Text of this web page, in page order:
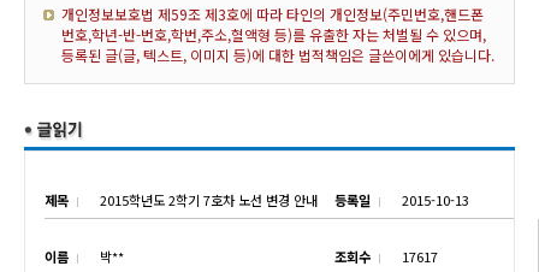
개인정보보호법 제59조 제3호에 따라 타인의 개인정보(주민번호,핸드폰
번호,학년-반-번호,학번,주소,혈액형 등)를 유출한 자는 처벌될 수 있으며,
등록된 글(글, 텍스트, 이미지 등)에 대한 법적책임은 글쓴이에게 있습니다.
제목 2015학년도 2학기 7호차 노선 변경 안내 등록일 2015-10-13
이름 박** 조회수 17617